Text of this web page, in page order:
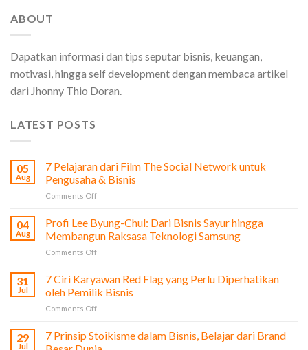
ABOUT
Dapatkan informasi dan tips seputar bisnis, keuangan,
motivasi, hingga self development dengan membaca artikel
dari Jhonny Thio Doran.
LATEST POSTS
05
Aug
7 Pelajaran dari Film The Social Network untuk
Pengusaha & Bisnis
Comments Offon
Pelajaran
dari
Film
The
Network
untuk
04
Aug
Profi Lee Byung-Chul: Dari Bisnis Sayur hingga
Membangun Raksasa Teknologi Samsung
Comments Offon
Chul:
Dari
Sayur
31
Jul
7 Ciri Karyawan Red Flag yang Perlu Diperhatikan
oleh Pemilik Bisnis
Comments Offon
Ciri
29
Jul
7 Prinsip Stoikisme dalam Bisnis, Belajar dari Brand